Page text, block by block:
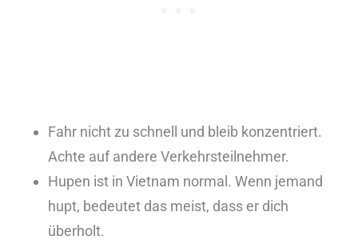
Fahr nicht zu schnell und bleib konzentriert.
Achte auf andere Verkehrsteilnehmer.
Hupen ist in Vietnam normal. Wenn jemand
hupt, bedeutet das meist, dass er dich
überholt.